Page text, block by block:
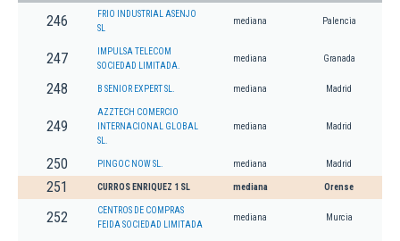
246
FRIO INDUSTRIAL ASENJO
SL
mediana Palencia
247
IMPULSA TELECOM
SOCIEDAD LIMITADA.
mediana Granada
248 B SENIOR EXPERT SL. mediana Madrid
249
AZZTECH COMERCIO
INTERNACIONAL GLOBAL
SL.
mediana Madrid
250 PINGOC NOW SL. mediana Madrid
251 CURROS ENRIQUEZ 1 SL mediana Orense
252
CENTROS DE COMPRAS
FEIDA SOCIEDAD LIMITADA
mediana Murcia